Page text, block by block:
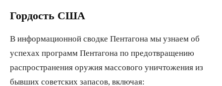
Гордость США
В информационной сводке Пентагона мы узнаем об
успехах программ Пентагона по предотвращению
распространения оружия массового уничтожения из
бывших советских запасов, включая: